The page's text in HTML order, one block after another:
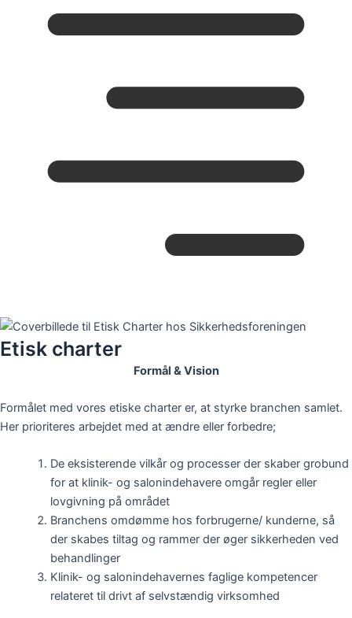
Etisk charter
Formål & Vision
Formålet med vores etiske charter er, at styrke branchen samlet.
Her prioriteres arbejdet med at ændre eller forbedre;
De eksisterende vilkår og processer der skaber grobund
for at klinik- og salonindehavere omgår regler eller
lovgivning på området
Branchens omdømme hos forbrugerne/ kunderne, så
der skabes tiltag og rammer der øger sikkerheden ved
behandlinger
Klinik- og salonindehavernes faglige kompetencer
relateret til drivt af selvstændig virksomhed